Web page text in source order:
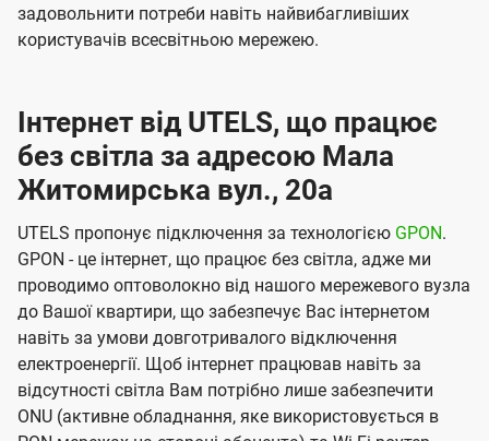
задовольнити потреби навіть найвибагливіших
користувачів всесвітньою мережею.
Інтернет від UTELS, що працює
без світла за адресою Мала
Житомирська вул., 20а
UTELS пропонує підключення за технологією GPON.
GPON - це інтернет, що працює без світла, адже ми
проводимо оптоволокно від нашого мережевого вузла
до Вашої квартири, що забезпечує Вас інтернетом
навіть за умови довготривалого відключення
електроенергії. Щоб інтернет працював навіть за
відсутності світла Вам потрібно лише забезпечити
ONU (активне обладнання, яке використовується в